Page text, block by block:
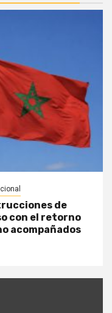
de
con el retorno
acompañados